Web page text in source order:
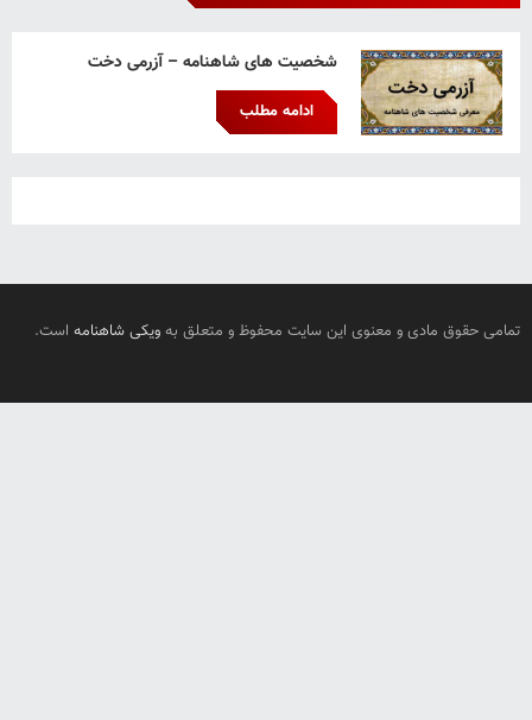
شخصیت های شاهنامه – آزرمی دخت
ادامه مطلب
تمامی حقوق مادی و معنوی این سایت محفوظ و متعلق به ویکی شاهنامه است.